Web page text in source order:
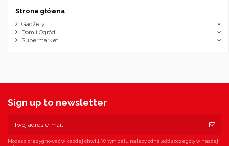
Strona główna
Gadżety
Dom i Ogród
Supermarket
Sign up to newsletter
Możesz zrezygnować w każdej chwili. W tym celu należy odnaleźć szczegóły w naszej